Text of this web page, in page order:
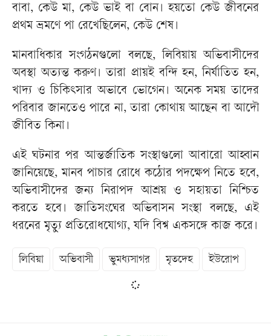
বাবা, কেউ মা, কেউ ভাই বা বোন। হয়তো কেউ জীবনের
প্রথম ভ্রমণে পা রেখেছিলেন, কেউ শেষ।
মানবাধিকার সংগঠনগুলো বলছে, লিবিয়ায় অভিবাসীদের
অবস্থা অত্যন্ত করুণ। তারা প্রায়ই বন্দি হন, নির্যাতিত হন,
খাদ্য ও চিকিৎসার অভাবে ভোগেন। অনেক সময় তাদের
পরিবার জানতেও পারে না, তারা কোথায় আছেন বা আদৌ
জীবিত কিনা।
এই ঘটনার পর আন্তর্জাতিক সংস্থাগুলো আবারো আহ্বান
জানিয়েছে, মানব পাচার রোধে কঠোর পদক্ষেপ নিতে হবে,
অভিবাসীদের জন্য নিরাপদ আশ্রয় ও সহায়তা নিশ্চিত
করতে হবে। জাতিসংঘের অভিবাসন সংস্থা বলছে, এই
ধরনের মৃত্যু প্রতিরোধযোগ্য, যদি বিশ্ব একসঙ্গে কাজ করে।
লিবিয়া অভিবাসী ভুমধ্যসাগর মৃতদেহ ইউরোপ